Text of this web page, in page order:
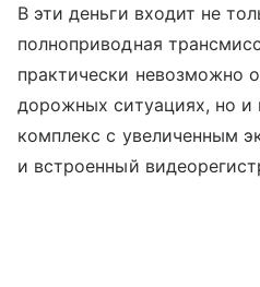
В эти деньги входит не
полноприводная
практически невозможно
дорожных ситуациях, но
комплекс с увеличенным
и встроенный